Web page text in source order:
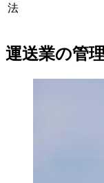
法
運送業の管